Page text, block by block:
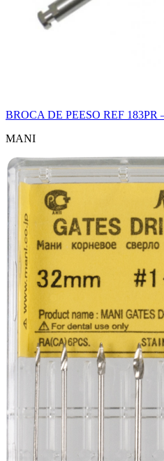
BROCA DE PEESO REF
MANI